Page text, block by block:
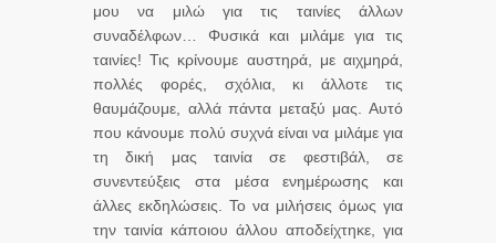
μου να μιλώ για τις ταινίες άλλων
συναδέλφων… Φυσικά και μιλάμε για τις
ταινίες! Τις κρίνουμε αυστηρά, με αιχμηρά,
πολλές φορές, σχόλια, κι άλλοτε τις
θαυμάζουμε, αλλά πάντα μεταξύ μας. Αυτό
που κάνουμε πολύ συχνά είναι να μιλάμε για
τη δική μας ταινία σε φεστιβάλ, σε
συνεντεύξεις στα μέσα ενημέρωσης και
άλλες εκδηλώσεις. Το να μιλήσεις όμως για
την ταινία κάποιου άλλου αποδείχτηκε, για